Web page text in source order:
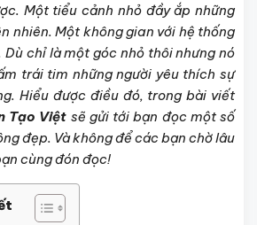
Một tiểu cảnh nhỏ đầy ắp những
nhiên. Một không gian với hệ thống
chỉ là một góc nhỏ thôi nhưng nó
trái tim những người yêu thích sự
Hiểu được điều đó, trong bài viết
Tạo Việt sẽ gửi tới bạn đọc một số
đẹp. Và không để các bạn chờ lâu
cùng đón đọc!